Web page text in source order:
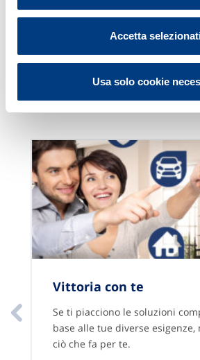
Accetta
Usa solo cookie
Le nostre
Scopri tutte le proposte
Vittoria con te
Se ti piacciono le soluzioni
base alle tue diverse esigenze,
ciò che fa per te.